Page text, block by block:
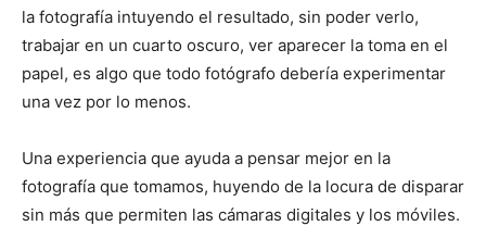
la fotografía intuyendo el resultado, sin poder verlo,
trabajar en un cuarto oscuro, ver aparecer la toma en el
papel, es algo que todo fotógrafo debería experimentar
una vez por lo menos.
Una experiencia que ayuda a pensar mejor en la
fotografía que tomamos, huyendo de la locura de disparar
sin más que permiten las cámaras digitales y los móviles.